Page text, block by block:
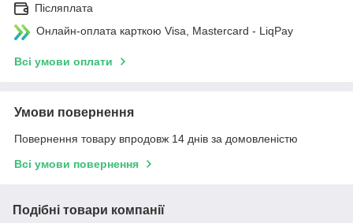
Післяплата
Онлайн-оплата карткою Visa, Mastercard - LiqPay
Всі умови оплати
Умови повернення
Повернення товару впродовж 14 днів за домовленістю
Всі умови повернення
Подібні товари компанії